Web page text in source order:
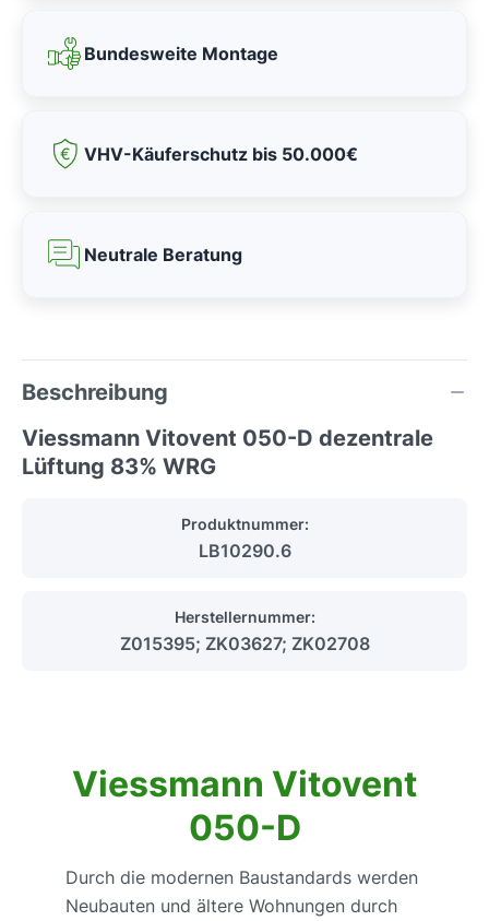
Bundesweite Montage
VHV-Käuferschutz bis 50.000€
Neutrale Beratung
Beschreibung
Viessmann Vitovent 050-D dezentrale
Lüftung 83% WRG
Produktnummer:
LB10290.6
Herstellernummer:
Z015395; ZK03627; ZK02708
Viessmann Vitovent
050-D
Durch die modernen Baustandards werden
Neubauten und ältere Wohnungen durch